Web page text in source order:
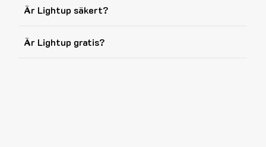
Är Lightup säkert?
Är Lightup gratis?